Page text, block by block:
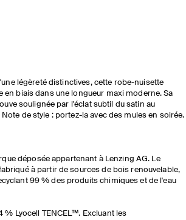
légèreté distinctives, cette robe-nuisette
en biais dans une longueur maxi moderne. Sa
soulignée par l'éclat subtil du satin au
de style : portez-la avec des mules en soirée.
déposée appartenant à Lenzing AG. Le
à partir de sources de bois renouvelable,
99 % des produits chimiques et de l'eau
% Lyocell TENCEL™. Excluant les